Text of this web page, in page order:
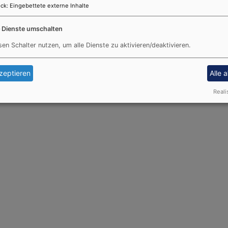
der Bayerischen Staatsregierung), Ulrike
Soziales), Michael Jahnz (Diakon), Kathrin Wittmann
für Altersarbeit) Fotos: StMAS/Alexander Göttert
: Eingebettete externe Inhalte
Dienste umschalten
Schalter nutzen, um alle Dienste zu aktivieren/deaktivieren.
Alle